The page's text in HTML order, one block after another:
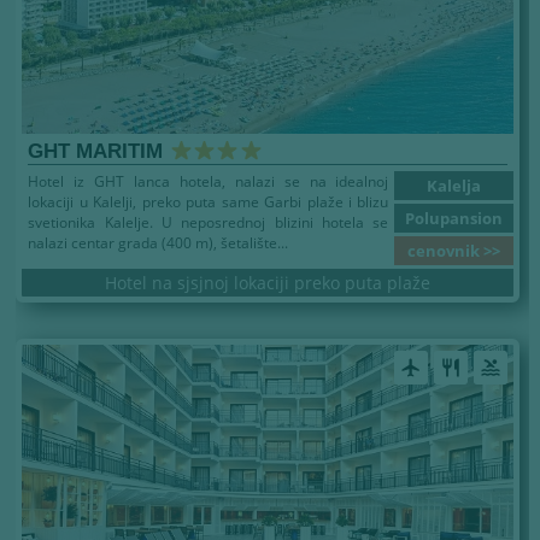
GHT MARITIM
Kalelja
Polupansion
cenovnik >>
Hotel iz GHT lanca hotela, nalazi se na idealnoj
lokaciji u Kalelji, preko puta same Garbi plaže i blizu
svetionika Kalelje. U neposrednoj blizini hotela se
nalazi centar grada (400 m), šetalište...
Hotel na sjsjnoj lokaciji preko puta plaže
airplanemode_active restaurant pool